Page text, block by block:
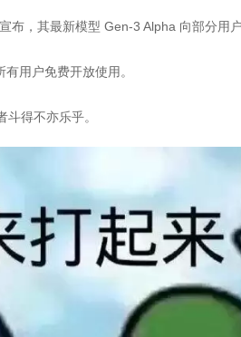
，其最新模型 Gen-3 Alpha 向部分用户
用户免费开放使用。
得不亦乐乎。